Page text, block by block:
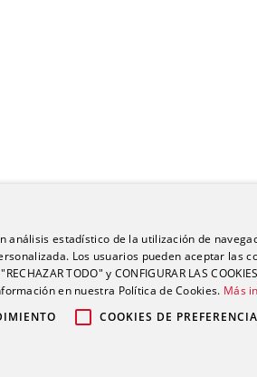
análisis estadístico de la utilización de
Los usuarios pueden aceptar las
TODO" y CONFIGURAR LAS
en nuestra Política de Cookies. Más
COOKIES DE